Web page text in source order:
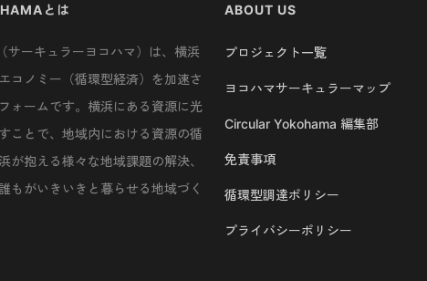
とは
サーキュラーヨコハマ）は、横浜
コノミー（循環型経済）を加速さ
ォームです。横浜にある資源に光
ことで、地域内における資源の循
が抱える様々な地域課題の解決、
もがいきいきと暮らせる地域づく
ABOUT US
プロジェクト一覧
ヨコハマサーキュラーマップ
Circular Yokohama 編集部
免責事項
循環型調達ポリシー
プライバシーポリシー